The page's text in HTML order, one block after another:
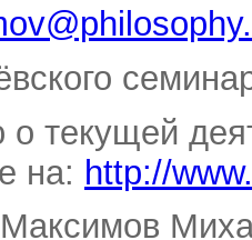
текущей
на: http://
Максимов